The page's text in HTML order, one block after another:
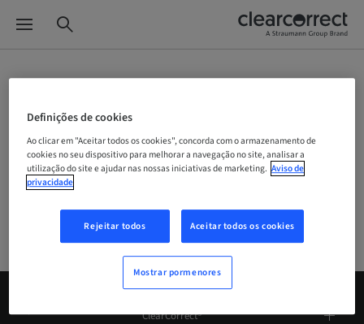
Empresa
ClearCorrect®
Definições de cookies
Ao clicar em "Aceitar todos os cookies", concorda com o armazenamento de
cookies no seu dispositivo para melhorar a navegação no site, analisar a
utilização do site e ajudar nas nossas iniciativas de marketing. Aviso de
privacidade
Rejeitar todos Aceitar todos os cookies
Mostrar pormenores